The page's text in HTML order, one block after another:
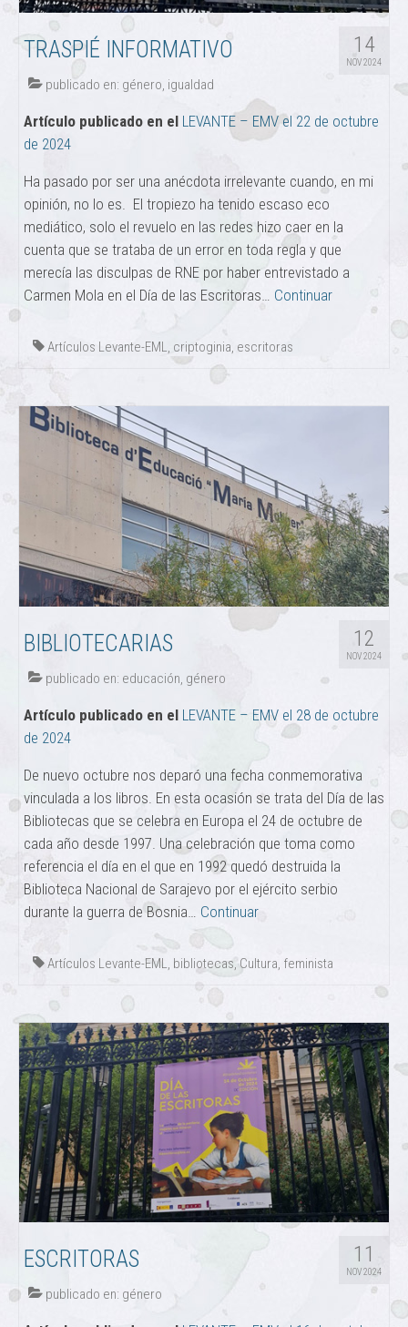
14
NOV 2024
TRASPIÉ INFORMATIVO
publicado en: género, igualdad
Artículo publicado en el LEVANTE – EMV el 22 de octubre
de 2024
Ha pasado por ser una anécdota irrelevante cuando, en mi
opinión, no lo es. El tropiezo ha tenido escaso eco
mediático, solo el revuelo en las redes hizo caer en la
cuenta que se trataba de un error en toda regla y que
merecía las disculpas de RNE por haber entrevistado a
Carmen Mola en el Día de las Escritoras… Continuar
Artículos Levante-EML, criptoginia, escritoras
12
NOV 2024
BIBLIOTECARIAS
publicado en: educación, género
Artículo publicado en el LEVANTE – EMV el 28 de octubre
de 2024
De nuevo octubre nos deparó una fecha conmemorativa
vinculada a los libros. En esta ocasión se trata del Día de las
Bibliotecas que se celebra en Europa el 24 de octubre de
cada año desde 1997. Una celebración que toma como
referencia el día en el que en 1992 quedó destruida la
Biblioteca Nacional de Sarajevo por el ejército serbio
durante la guerra de Bosnia… Continuar
Artículos Levante-EML, bibliotecas,Cultura, feminista
11
NOV 2024
ESCRITORAS
publicado en: género